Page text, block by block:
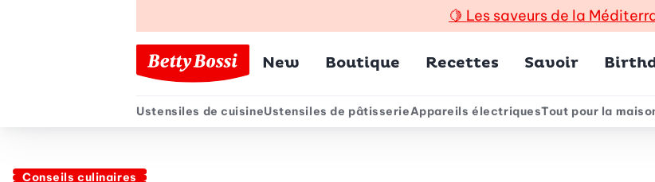
🍋 Les saveurs de la
Menu principal
New Boutique Recettes Savoir
Menu secondaire
Ustensiles de cuisineUstensiles de pâtisserieAppareils électriquesTout pour la
Conseils culinaires